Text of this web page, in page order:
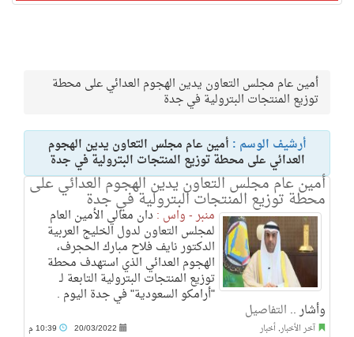
أمين عام مجلس التعاون يدين الهجوم العدائي على محطة
توزيع المنتجات البترولية في جدة
أرشيف الوسم : أمين عام مجلس التعاون يدين الهجوم
العدائي على محطة توزيع المنتجات البترولية في جدة
أمين عام مجلس التعاون يدين الهجوم العدائي على
محطة توزيع المنتجات البترولية في جدة
منبر - واس : دان معالي الأمين العام
لمجلس التعاون لدول الخليج العربية
الدكتور نايف فلاح مبارك الحجرف،
الهجوم العدائي الذي استهدف محطة
توزيع المنتجات البترولية التابعة لـ
"أرامكو السعودية" في جدة اليوم .
وأشار .. التفاصيل
آخر الأخبار, أخبار 20/03/2022